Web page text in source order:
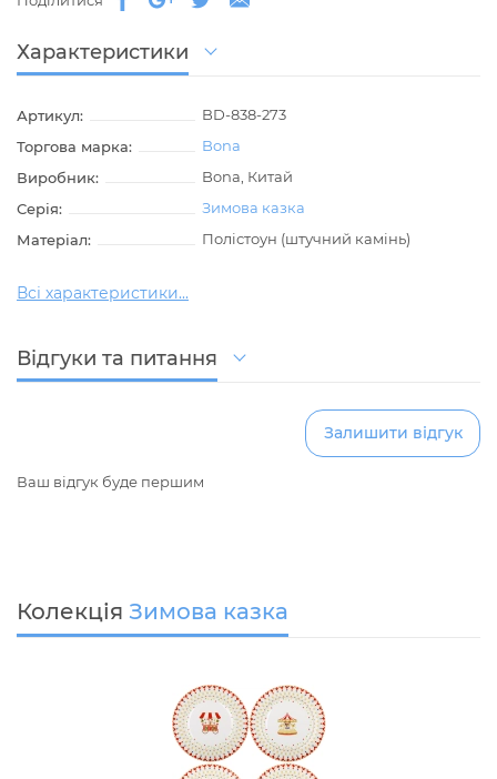
Характеристики
Артикул:
BD-838-273
Торгова марка:
Bona
Виробник:
Bona, Китай
Серія:
Зимова казка
Матеріал:
Полістоун (штучний камінь)
Всі характеристики...
Відгуки та питання
Залишити відгук
Ваш відгук буде першим
Колекція Зимова казка